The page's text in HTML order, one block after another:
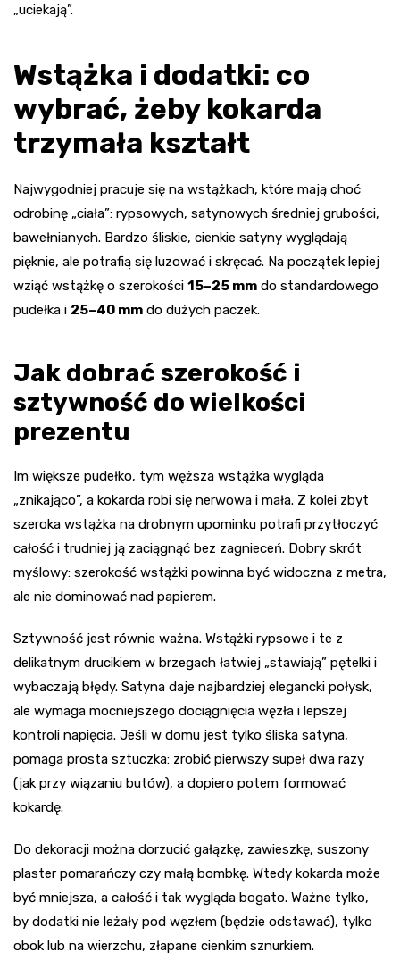
„uciekają”.
Wstążka i dodatki: co
wybrać, żeby kokarda
trzymała kształt
Najwygodniej pracuje się na wstążkach, które mają choć
odrobinę „ciała”: rypsowych, satynowych średniej grubości,
bawełnianych. Bardzo śliskie, cienkie satyny wyglądają
pięknie, ale potrafią się luzować i skręcać. Na początek lepiej
wziąć wstążkę o szerokości 15–25 mm do standardowego
pudełka i 25–40 mm do dużych paczek.
Jak dobrać szerokość i
sztywność do wielkości
prezentu
Im większe pudełko, tym węższa wstążka wygląda
„znikająco”, a kokarda robi się nerwowa i mała. Z kolei zbyt
szeroka wstążka na drobnym upominku potrafi przytłoczyć
całość i trudniej ją zaciągnąć bez zagnieceń. Dobry skrót
myślowy: szerokość wstążki powinna być widoczna z metra,
ale nie dominować nad papierem.
Sztywność jest równie ważna. Wstążki rypsowe i te z
delikatnym drucikiem w brzegach łatwiej „stawiają” pętelki i
wybaczają błędy. Satyna daje najbardziej elegancki połysk,
ale wymaga mocniejszego dociągnięcia węzła i lepszej
kontroli napięcia. Jeśli w domu jest tylko śliska satyna,
pomaga prosta sztuczka: zrobić pierwszy supeł dwa razy
(jak przy wiązaniu butów), a dopiero potem formować
kokardę.
Do dekoracji można dorzucić gałązkę, zawieszkę, suszony
plaster pomarańczy czy małą bombkę. Wtedy kokarda może
być mniejsza, a całość i tak wygląda bogato. Ważne tylko,
by dodatki nie leżały pod węzłem (będzie odstawać), tylko
obok lub na wierzchu, złapane cienkim sznurkiem.